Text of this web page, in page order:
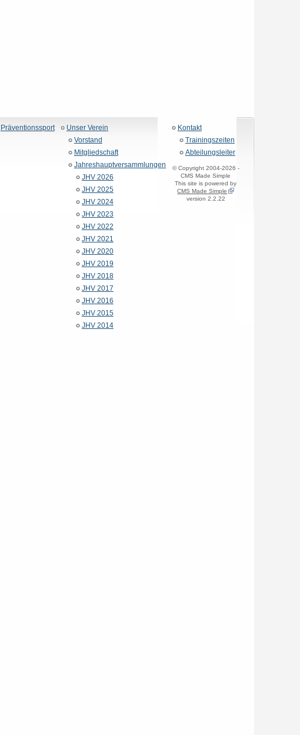
Präventionssport
Unser Verein
Vorstand
Mitgliedschaft
Jahreshauptversammlungen
JHV 2026
JHV 2025
JHV 2024
JHV 2023
JHV 2022
JHV 2021
JHV 2020
JHV 2019
JHV 2018
JHV 2017
JHV 2016
JHV 2015
JHV 2014
Kontakt
Trainingszeiten
Abteilungsleiter
© Copyright 2004-2026 -
CMS Made Simple
This site is powered by
CMS Made Simple
version 2.2.22